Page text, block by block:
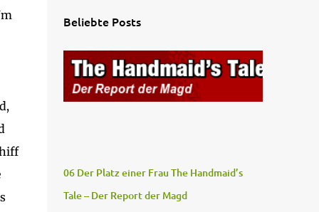
Beliebte Posts
06 Der Platz einer Frau The Handmaid’s
Tale – Der Report der Magd